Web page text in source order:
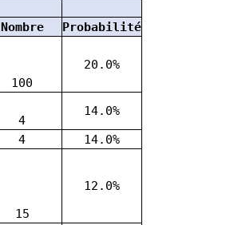
Nombre
Probabilité
100
20.0%
4
14.0%
4
14.0%
15
12.0%